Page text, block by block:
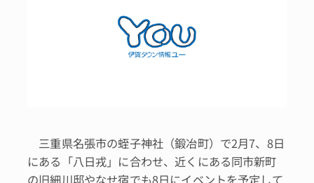
三重県名張市の蛭子神社（鍛冶町）で2月7、8日
にある「八日戎」に合わせ、近くにある同市新町